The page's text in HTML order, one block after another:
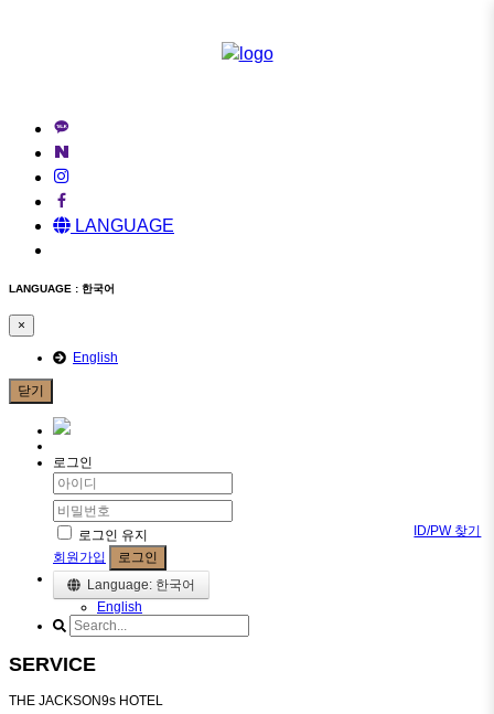
LANGUAGE
LANGUAGE : 한국어
×
English
닫기
로그인
로그인 유지
ID/PW 찾기
회원가입
로그인
Language: 한국어
English
SERVICE
THE JACKSON9s HOTEL